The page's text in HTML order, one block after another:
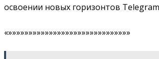
освоении новых горизонтов
«»»»»»»»»»»»»»»»»»»»»»»»»»»»»»»